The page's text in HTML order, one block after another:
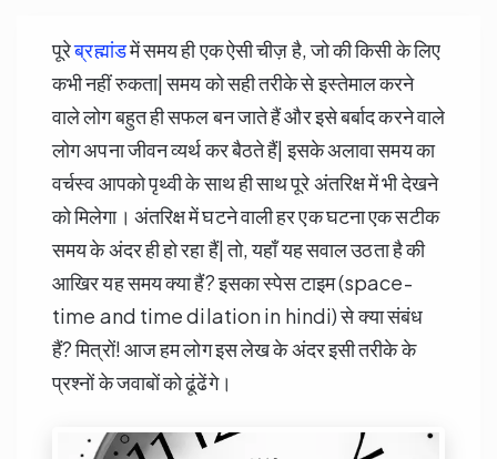
पूरेब्रह्मांडमें समय ही एक ऐसी चीज़ है, जो की किसी के लिए
कभी नहीं रुकता| समय को सही तरीके से इस्तेमाल करने
वाले लोग बहुत ही सफल बन जाते हैं और इसे बर्बाद करने वाले
लोग अपना जीवन व्यर्थ कर बैठते हैं| इसके अलावा समय का
वर्चस्व आपको पृथ्वी के साथ ही साथ पूरे अंतरिक्ष में भी देखने
को मिलेगा। अंतरिक्ष में घटने वाली हर एक घटना एक सटीक
समय के अंदर ही हो रहा हैं| तो, यहाँ यह सवाल उठता है की
आखिर यह समय क्या हैं? इसका स्पेस टाइम (space-
time and time dilation in hindi) से क्या संबंध
हैं? मित्रों! आज हम लोग इस लेख के अंदर इसी तरीके के
प्रश्नों के जवाबों को ढूंढेंगे।